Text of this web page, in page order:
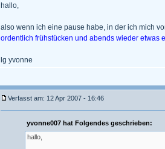
hallo,
also wenn ich eine pause habe, in der ich mich
ordentlich frühstücken und abends wieder etwas
lg yvonne
Verfasst am: 12 Apr 2007 - 16:46
yvonne007 hat Folgendes geschrieben:
hallo,